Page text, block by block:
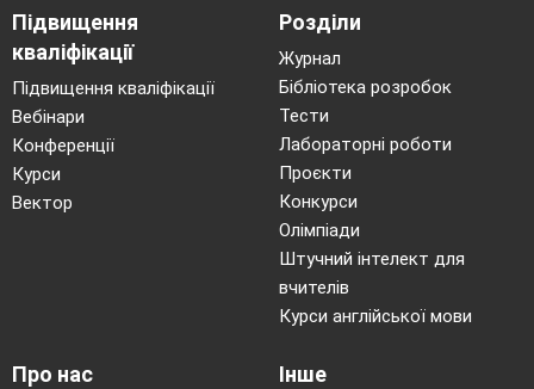
Підвищення
кваліфікації
Підвищення кваліфікації
Вебінари
Конференції
Курси
Вектор
Розділи
Журнал
Бібліотека розробок
Тести
Лабораторні роботи
Проєкти
Конкурси
Олімпіади
Штучний інтелект для
вчителів
Курси англійської мови
Про нас Інше